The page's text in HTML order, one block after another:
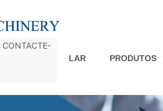
LAR PRODUTOS
CONTACTE-